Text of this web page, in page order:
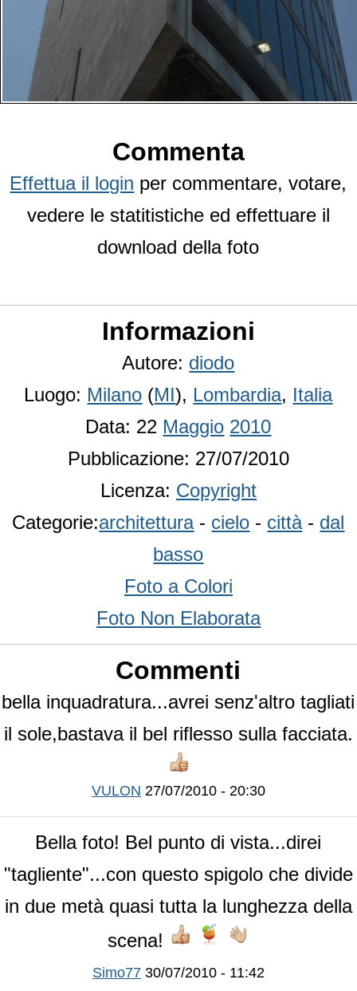
Commenta
Effettua il login per commentare, votare,
vedere le statitistiche ed effettuare il
download della foto
Informazioni
Autore: diodo
Luogo: Milano (MI), Lombardia, Italia
Data: 22 Maggio 2010
Pubblicazione: 27/07/2010
Licenza: Copyright
Categorie:architettura- cielo - città- dal
basso
Foto a Colori
Foto Non Elaborata
Commenti
bella inquadratura...avrei senz'altro tagliati
il sole,bastava il bel riflesso sulla facciata.
VULON 27/07/2010 - 20:30
Bella foto! Bel punto di vista...direi
"tagliente"...con questo spigolo che divide
in due metà quasi tutta la lunghezza della
scena!
Simo77 30/07/2010 - 11:42